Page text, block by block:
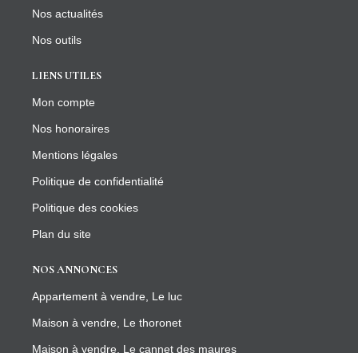
Nos actualités
Nos outils
LIENS UTILES
Mon compte
Nos honoraires
Mentions légales
Politique de confidentialité
Politique des cookies
Plan du site
NOS ANNONCES
Appartement à vendre, Le luc
Maison à vendre, Le thoronet
Maison à vendre, Le cannet des maures